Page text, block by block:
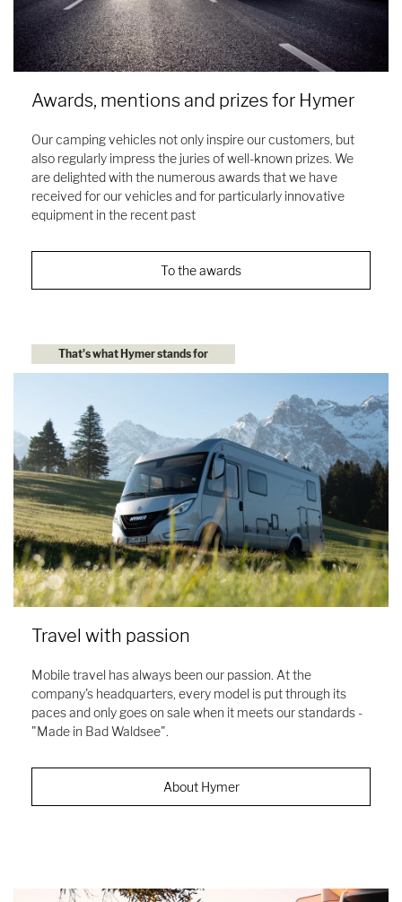
Awards, mentions and prizes for Hymer
Our camping vehicles not only inspire our customers, but
also regularly impress the juries of well-known prizes. We
are delighted with the numerous awards that we have
received for our vehicles and for particularly innovative
equipment in the recent past
To the awards
That's what Hymer stands for
Travel with passion
Mobile travel has always been our passion. At the
company's headquarters, every model is put through its
paces and only goes on sale when it meets our standards -
"Made in Bad Waldsee".
About Hymer